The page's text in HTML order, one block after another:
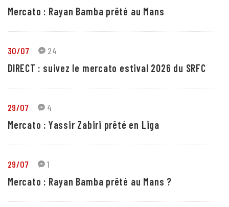
Mercato : Rayan Bamba prêté au Mans
30/07 24
DIRECT : suivez le mercato estival 2026 du SRFC
29/07 4
Mercato : Yassir Zabiri prêté en Liga
29/07 1
Mercato : Rayan Bamba prêté au Mans ?